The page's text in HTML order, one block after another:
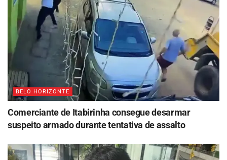
BELO HORIZONTE
Comerciante de Itabirinha consegue desarmar
suspeito armado durante tentativa de assalto